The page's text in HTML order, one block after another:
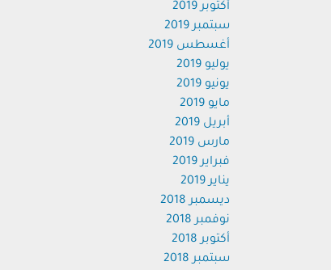
أكتوبر 2019
سبتمبر 2019
أغسطس 2019
يوليو 2019
يونيو 2019
مايو 2019
أبريل 2019
مارس 2019
فبراير 2019
يناير 2019
ديسمبر 2018
نوفمبر 2018
أكتوبر 2018
سبتمبر 2018